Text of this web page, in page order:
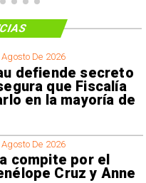
Agosto De 2026
defiende secreto
que Fiscalía
en la mayoría de
Agosto De 2026
compite por el
Cruz y Anne